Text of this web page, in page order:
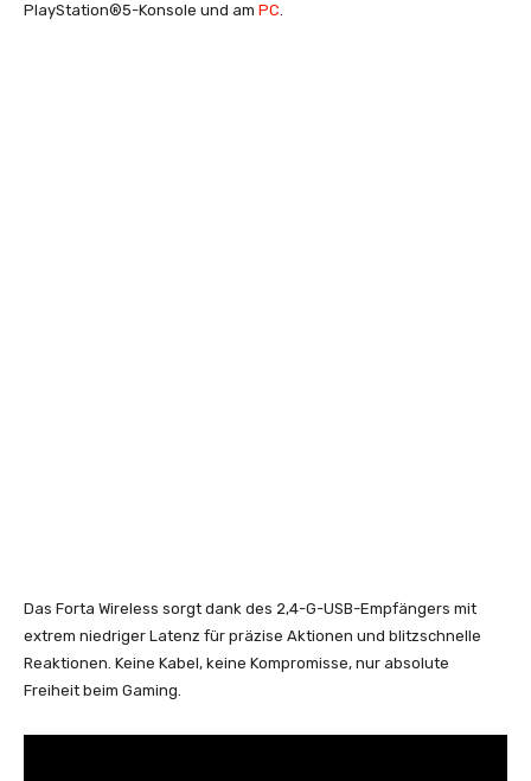
PlayStation®5-Konsole und am PC.
Das Forta Wireless sorgt dank des 2,4-G-USB-Empfängers mit
extrem niedriger Latenz für präzise Aktionen und blitzschnelle
Reaktionen. Keine Kabel, keine Kompromisse, nur absolute
Freiheit beim Gaming.